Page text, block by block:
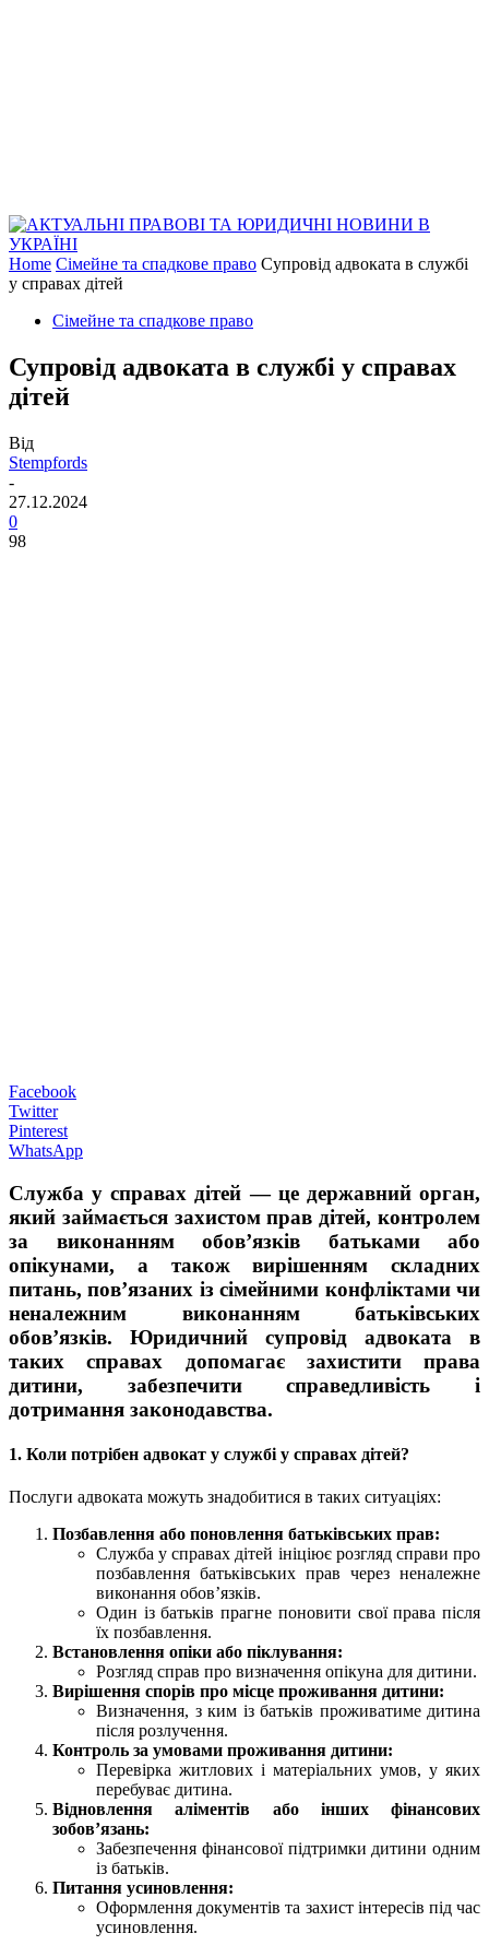
Home Сімейне та спадкове право Супровід адвоката в службі
у справах дітей
Сімейне та спадкове право
Супровід адвоката в службі у справах
дітей
Від
Stempfords
-
27.12.2024
0
98
Facebook
Twitter
Pinterest
WhatsApp
Служба у справах дітей — це державний орган,
який займається захистом прав дітей, контролем
за виконанням обов’язків батьками або
опікунами, а також вирішенням складних
питань, пов’язаних із сімейними конфліктами чи
неналежним виконанням батьківських
обов’язків. Юридичний супровід адвоката в
таких справах допомагає захистити права
дитини, забезпечити справедливість і
дотримання законодавства.
1. Коли потрібен адвокат у службі у справах дітей?
Послуги адвоката можуть знадобитися в таких ситуаціях:
Позбавлення або поновлення батьківських прав:
Служба у справах дітей ініціює розгляд справи про
позбавлення батьківських прав через неналежне
виконання обов’язків.
Один із батьків прагне поновити свої права після
їх позбавлення.
Встановлення опіки або піклування:
Розгляд справ про визначення опікуна для дитини.
Вирішення спорів про місце проживання дитини:
Визначення, з ким із батьків проживатиме дитина
після розлучення.
Контроль за умовами проживання дитини:
Перевірка житлових і матеріальних умов, у яких
перебуває дитина.
Відновлення аліментів або інших фінансових
зобов’язань:
Забезпечення фінансової підтримки дитини одним
із батьків.
Питання усиновлення:
Оформлення документів та захист інтересів під час
усиновлення.